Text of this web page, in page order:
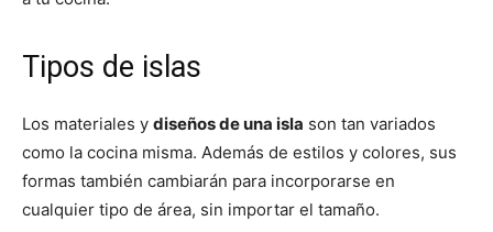
Tipos de islas
Los materiales y diseños de una isla son tan variados
como la cocina misma. Además de estilos y colores, sus
formas también cambiarán para incorporarse en
cualquier tipo de área, sin importar el tamaño.